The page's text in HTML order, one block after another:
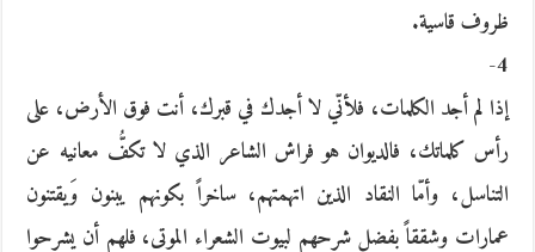
ظروف قاسية.
4-
إذا لم أجد الكلمات، فلأنّي لا أجدك في قبرك، أنت فوق الأرض، على
رأس كلماتك، فالديوان هو فراش الشاعر الذي لا تكفُّ معانيه عن
التناسل، وأمّا النقاد الذين اتهمتهم، ساخراً بكونهم يبنون وَيقتنون
عمارات وشققاً بفضل شرحهم لبيوت الشعراء الموتى، فلهم أن يشرحوا